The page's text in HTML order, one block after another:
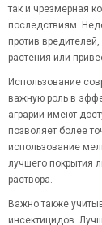
так и чрезмерная
последствиям.
против
растения или
Использование
важную роль в
аграрии имеют
позволяет более
использование
лучшего покрытия
раствора.
Важно также
инсектицидов.